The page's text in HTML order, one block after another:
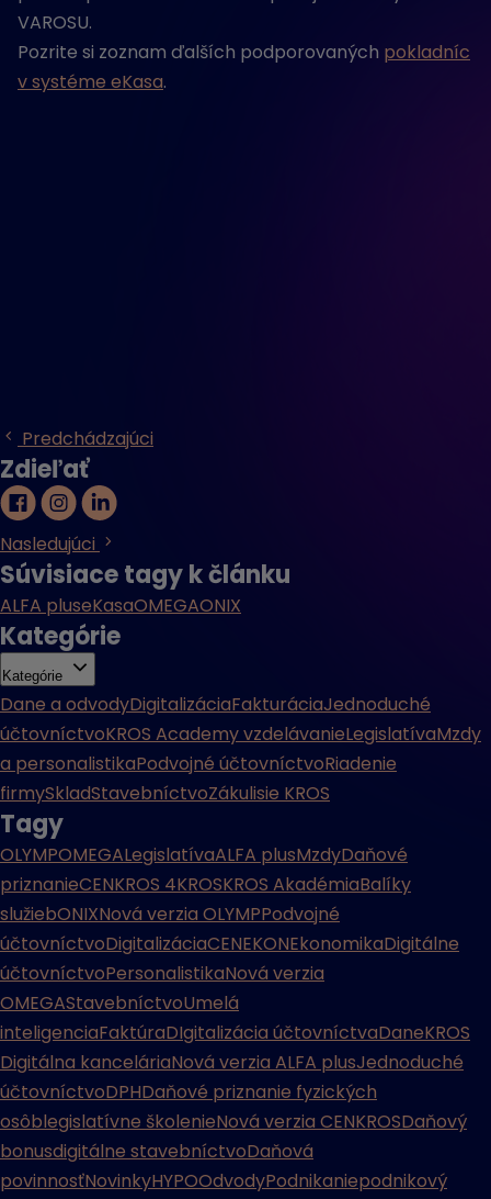
VAROSU.
Pozrite si zoznam ďalších podporovaných pokladníc
v systéme eKasa.
Predchádzajúci
Zdieľať
Nasledujúci
Súvisiace tagy k článku
ALFA pluseKasaOMEGAONIX
Kategórie
Kategórie
Dane a odvodyDigitalizáciaFakturáciaJednoduché
účtovníctvoKROS Academy vzdelávanieLegislatívaMzdy
a personalistikaPodvojné účtovníctvoRiadenie
firmySkladStavebníctvoZákulisie KROS
Tagy
OLYMPOMEGALegislatívaALFA plusMzdyDaňové
priznanieCENKROS 4KROSKROS AkadémiaBalíky
služiebONIXNová verzia OLYMPPodvojné
účtovníctvoDigitalizáciaCENEKONEkonomikaDigitálne
účtovníctvoPersonalistikaNová verzia
OMEGAStavebníctvoUmelá
inteligenciaFaktúraDIgitalizácia účtovníctvaDaneKROS
Digitálna kanceláriaNová verzia ALFA plusJednoduché
účtovníctvoDPHDaňové priznanie fyzických
osôblegislatívne školenieNová verzia CENKROSDaňový
bonusdigitálne stavebníctvoDaňová
povinnosťNovinkyHYPOOdvodyPodnikaniepodnikový